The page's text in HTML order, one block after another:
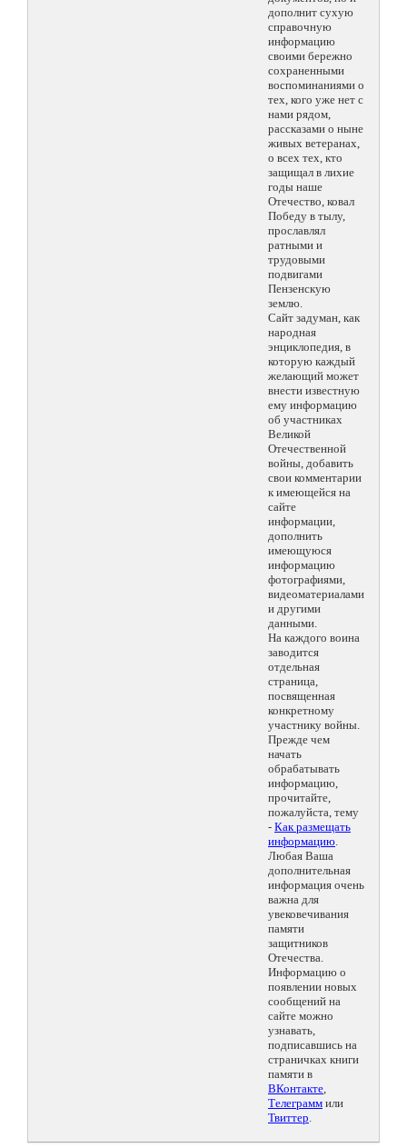
дополнит сухую
справочную
информацию
своими бережно
сохраненными
воспоминаниями о
тех, кого уже нет с
нами рядом,
рассказами о ныне
живых ветеранах,
о всех тех, кто
защищал в лихие
годы наше
Отечество, ковал
Победу в тылу,
прославлял
ратными и
трудовыми
подвигами
Пензенскую
землю.
Сайт задуман, как
народная
энциклопедия, в
которую каждый
желающий может
внести известную
ему информацию
об участниках
Великой
Отечественной
войны, добавить
свои комментарии
к имеющейся на
сайте
информации,
дополнить
имеющуюся
информацию
фотографиями,
видеоматериалами
и другими
данными.
На каждого воина
заводится
отдельная
страница,
посвященная
конкретному
участнику войны.
Прежде чем
начать
обрабатывать
информацию,
прочитайте,
пожалуйста, тему
- Как размещать
информацию.
Любая Ваша
дополнительная
информация очень
важна для
увековечивания
памяти
защитников
Отечества.
Информацию о
появлении новых
сообщений на
сайте можно
узнавать,
подписавшись на
страничках книги
памяти в
ВКонтакте,
Телеграмм или
Твиттер.